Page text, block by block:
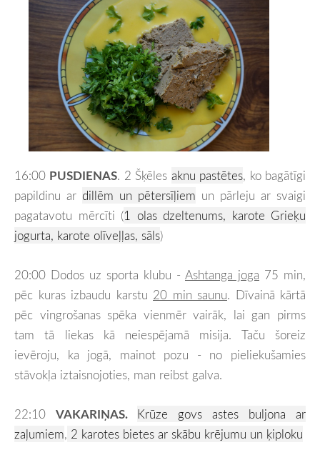
16:00 PUSDIENAS. 2 Šķēles aknu pastētes, ko bagātīgi
papildinu ar dillēm un pētersīļiem un pārleju ar svaigi
pagatavotu mērcīti (1 olas dzeltenums, karote Grieķu
jogurta, karote olīveļļas, sāls)
20:00 Dodos uz sporta klubu - Ashtanga joga 75 min,
pēc kuras izbaudu karstu 20 min saunu. Dīvainā kārtā
pēc vingrošanas spēka vienmēr vairāk, lai gan pirms
tam tā liekas kā neiespējamā misija. Taču šoreiz
ievēroju, ka jogā, mainot pozu - no pieliekušamies
stāvokļa iztaisnojoties, man reibst galva.
22:10 VAKARIŅAS. Krūze govs astes buljona ar
zaļumiem, 2 karotes bietes ar skābu krējumu un ķiploku